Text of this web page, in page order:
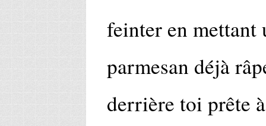
feinter en mettant
parmesan déjà
derrière toi prête